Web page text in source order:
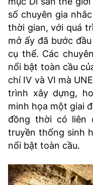
BÙI XUÂN PHÁI
TIỆN ÍCH
LIÊN HỆ QUẢNG CÁO
Hotline:
Điện thoại:
MẠNG XÃ HỘI
số chuyên gia
thời gian, với quá
mở ấy đã bước
cụ thể. Các
nổi bật toàn cầu
chí IV và VI mà
trình xây dựng,
minh họa một giai
đồng thời có liên
truyền thống sinh
nổi bật toàn cầu.